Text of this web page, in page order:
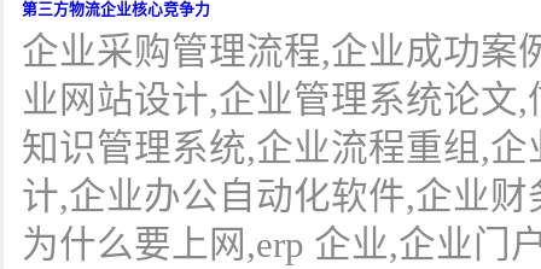
第三方物流企业核心竞争力
企业采购管理流程,企业成功案
业网站设计,企业管理系统论文
知识管理系统,企业流程重组,
计,企业办公自动化软件,企业
为什么要上网,erp 企业,企业门